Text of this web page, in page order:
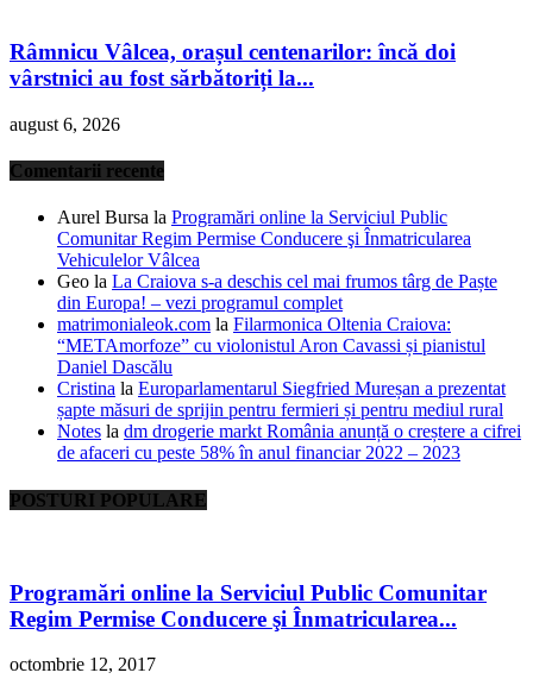
Râmnicu Vâlcea, orașul centenarilor: încă doi
vârstnici au fost sărbătoriți la...
august 6, 2026
Comentarii recente
Aurel Bursa la Programări online la Serviciul Public
Comunitar Regim Permise Conducere şi Înmatricularea
Vehiculelor Vâlcea
Geo la La Craiova s-a deschis cel mai frumos târg de Paște
din Europa! – vezi programul complet
matrimonialeok.com la Filarmonica Oltenia Craiova:
“METAmorfoze” cu violonistul Aron Cavassi și pianistul
Daniel Dascălu
Cristina la Europarlamentarul Siegfried Mureșan a prezentat
șapte măsuri de sprijin pentru fermieri și pentru mediul rural
Notes la dm drogerie markt România anunță o creștere a cifrei
de afaceri cu peste 58% în anul financiar 2022 – 2023
POSTURI POPULARE
Programări online la Serviciul Public Comunitar
Regim Permise Conducere şi Înmatricularea...
octombrie 12, 2017